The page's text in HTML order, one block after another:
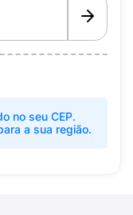
no seu CEP.
a sua região.